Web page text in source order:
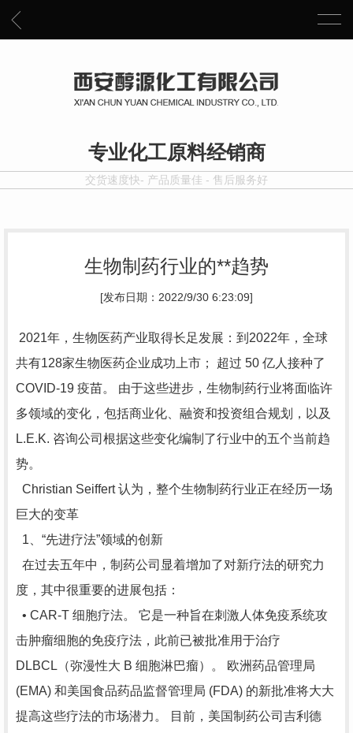
专业化工原料经销商
交货速度快- 产品质量佳 - 售后服务好
生物制药行业的**趋势
[发布日期：2022/9/30 6:23:09]
2021年，生物医药产业取得长足发展：到2022年，全球
共有128家生物医药企业成功上市； 超过 50 亿人接种了
COVID-19 疫苗。 由于这些进步，生物制药行业将面临许
多领域的变化，包括商业化、融资和投资组合规划，以及
L.E.K. 咨询公司根据这些变化编制了行业中的五个当前趋
势。
Christian Seiffert 认为，整个生物制药行业正在经历一场
巨大的变革
1、“先进疗法”领域的创新
在过去五年中，制药公司显着增加了对新疗法的研究力
度，其中很重要的进展包括：
• CAR-T 细胞疗法。 它是一种旨在刺激人体免疫系统攻
击肿瘤细胞的免疫疗法，此前已被批准用于治疗
DLBCL（弥漫性大 B 细胞淋巴瘤）。 欧洲药品管理局
(EMA) 和美国食品药品监督管理局 (FDA) 的新批准将大大
提高这些疗法的市场潜力。 目前，美国制药公司吉利德